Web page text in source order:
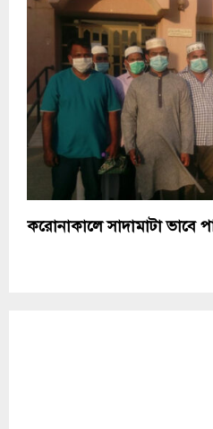
করোনাকালে সাদামাটা ভাবে